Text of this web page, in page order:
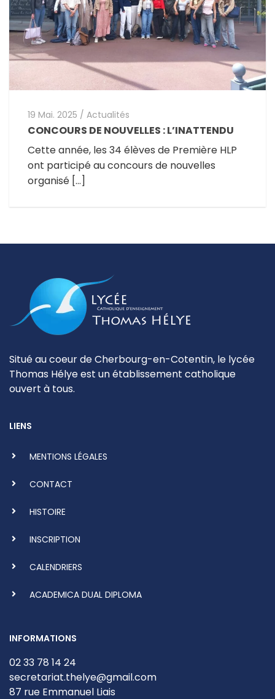
19 Mai. 2025 / Actualités
CONCOURS DE NOUVELLES : L’INATTENDU
Cette année, les 34 élèves de Première HLP
ont participé au concours de nouvelles
organisé […]
Situé au coeur de Cherbourg-en-Cotentin, le lycée
Thomas Hélye est un établissement catholique
ouvert à tous.
LIENS
MENTIONS LÉGALES
CONTACT
HISTOIRE
INSCRIPTION
CALENDRIERS
ACADEMICA DUAL DIPLOMA
INFORMATIONS
02 33 78 14 24
secretariat.thelye@gmail.com
87 rue Emmanuel Liais